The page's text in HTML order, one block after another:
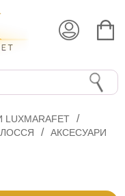
АКСЕСУАРИ